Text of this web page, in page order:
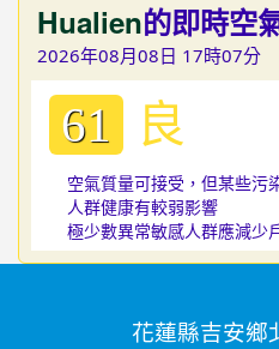
Hualien的即時空
2026年08月08日 17時07分
61 良
空氣質量可接受，但某些污
人群健康有較弱影響
極少數異常敏感人群應減少
花蓮縣吉安鄉